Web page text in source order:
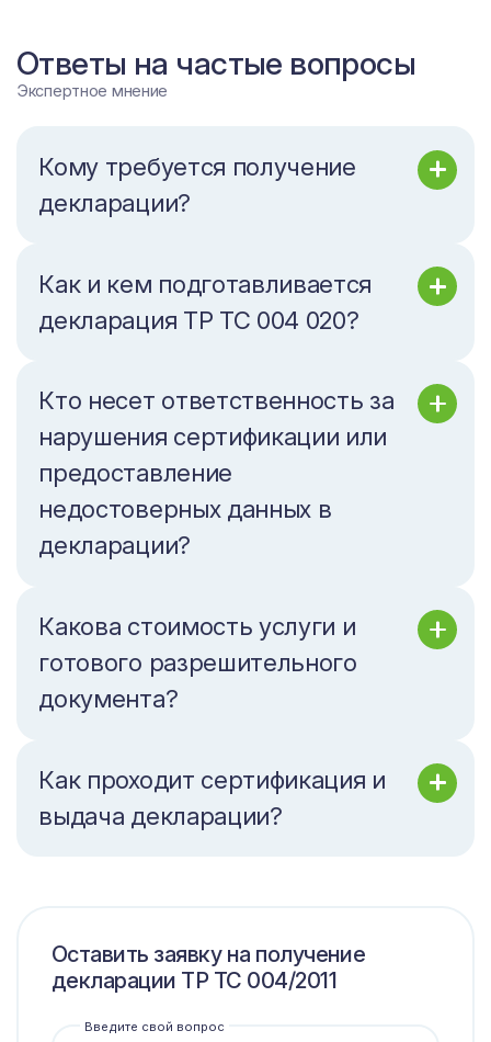
Ответы на частые вопросы
Экспертное мнение
Кому требуется получение
декларации?
Как и кем подготавливается
декларация ТР ТС 004 020?
Кто несет ответственность за
нарушения сертификации или
предоставление
недостоверных данных в
декларации?
Какова стоимость услуги и
готового разрешительного
документа?
Как проходит сертификация и
выдача декларации?
Оставить заявку на получение
декларации ТР ТС 004/2011
Введите свой вопрос